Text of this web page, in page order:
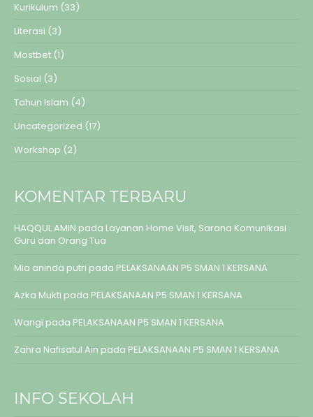
Kurikulum (33)
Literasi (3)
Mostbet (1)
Sosial (3)
Tahun Islam (4)
Uncategorized (17)
Workshop (2)
KOMENTAR TERBARU
HAQQUL AMIN pada Layanan Home Visit, Sarana Komunikasi
Guru dan Orang Tua
Mia aninda putri pada PELAKSANAAN P5 SMAN 1 KERSANA
Azka Mukti pada PELAKSANAAN P5 SMAN 1 KERSANA
Wangi pada PELAKSANAAN P5 SMAN 1 KERSANA
Zahra Nafisatul Ain pada PELAKSANAAN P5 SMAN 1 KERSANA
INFO SEKOLAH